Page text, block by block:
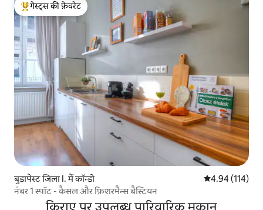
गेस्ट्स का टॉप फ़ेवरेट
गेस्ट्स की फ़ेवरेट
बुडापेस्ट जिला I. में कॉन्डो औसत रेटिंग 5 में से
4.94 (114)
नंबर 1 स्पॉट - कैसल और फ़िशरमैन्स बैस्टियन